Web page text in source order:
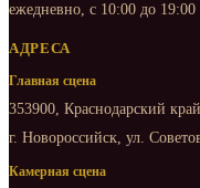
ежедневно, с 10:00 до 19:00
АДРЕСА
Главная сцена
353900, Краснодарский
г. Новороссийск, ул.
Камерная сцена